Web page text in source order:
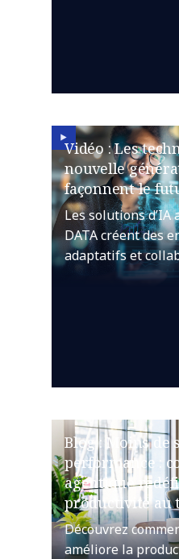
Vidéo : Les
nouvelle
façonnent le
Les solutions
DATA créent des
adaptatifs et
Blog : Moins de
performance :
agentique
productivité au
Découvrez
améliore la